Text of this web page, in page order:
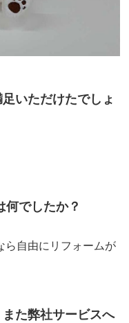
いただけたでしょ
何でしたか？
ら自由にリフォームが
た弊社サービスへ